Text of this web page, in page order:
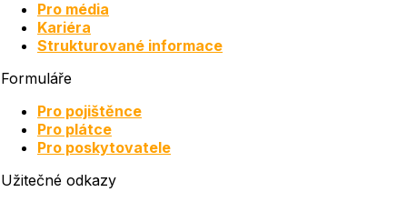
Pro média
Kariéra
Strukturované informace
Formuláře
Pro pojištěnce
Pro plátce
Pro poskytovatele
Užitečné odkazy